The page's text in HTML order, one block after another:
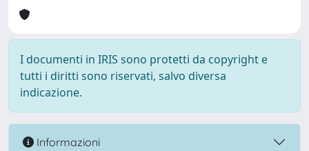
I documenti in IRIS sono protetti da copyright e
tutti i diritti sono riservati, salvo diversa
indicazione.
Informazioni